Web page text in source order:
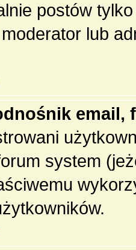
postów
lub
email,
system